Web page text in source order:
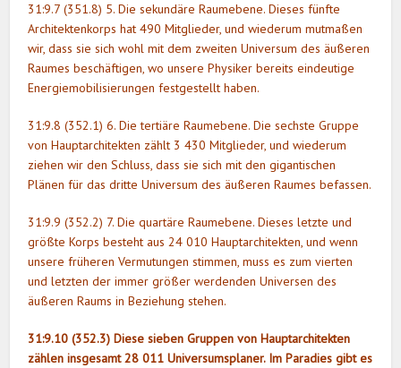
31:9.7 (351.8) 5. Die sekundäre Raumebene. Dieses fünfte
Architektenkorps hat 490 Mitglieder, und wiederum mutmaßen
wir, dass sie sich wohl mit dem zweiten Universum des äußeren
Raumes beschäftigen, wo unsere Physiker bereits eindeutige
Energiemobilisierungen festgestellt haben.
31:9.8 (352.1) 6. Die tertiäre Raumebene. Die sechste Gruppe
von Hauptarchitekten zählt 3 430 Mitglieder, und wiederum
ziehen wir den Schluss, dass sie sich mit den gigantischen
Plänen für das dritte Universum des äußeren Raumes befassen.
31:9.9 (352.2) 7. Die quartäre Raumebene. Dieses letzte und
größte Korps besteht aus 24 010 Hauptarchitekten, und wenn
unsere früheren Vermutungen stimmen, muss es zum vierten
und letzten der immer größer werdenden Universen des
äußeren Raums in Beziehung stehen.
31:9.10 (352.3) Diese sieben Gruppen von Hauptarchitekten
zählen insgesamt 28 011 Universumsplaner. Im Paradies gibt es